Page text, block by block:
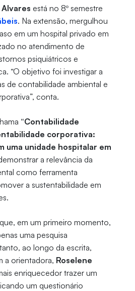
Alvares está no 8º semestre
. Na extensão, mergulhou
em um hospital privado em
no atendimento de
psiquiátricos e
“O objetivo foi investigar a
de contabilidade ambiental e
conta.
“Contabilidade
corporativa:
uma unidade hospitalar em
a relevância da
como ferramenta
a sustentabilidade em
em um primeiro momento,
uma pesquisa
ao longo da escrita,
a orientadora, Roselene
enriquecedor trazer um
um questionário